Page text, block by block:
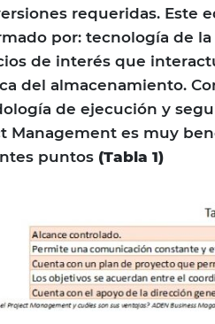
requeridas. Este
por: tecnología de
de interés que
del almacenamiento.
de ejecución y
Management es muy
puntos (Tabla 1)